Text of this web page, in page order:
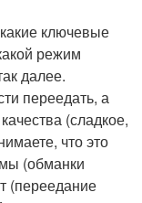
ключевые
режим
далее.
переедать, а
(сладкое,
что это
(обманки
(переедание